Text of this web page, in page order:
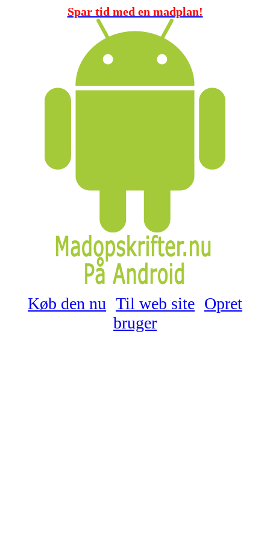
Spar tid med en madplan!
Køb den nu Til web site Opret
bruger